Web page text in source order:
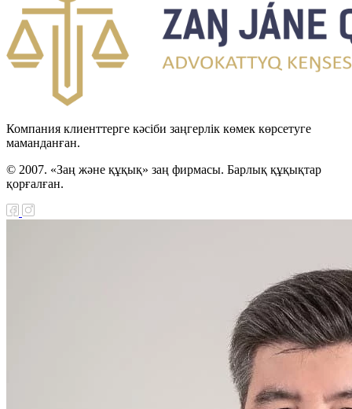
Компания клиенттерге кәсіби заңгерлік көмек көрсетуге
маманданған.
© 2007. «Заң және құқық» заң фирмасы. Барлық құқықтар
қорғалған.